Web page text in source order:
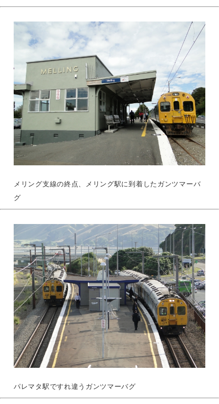
メリング支線の終点、メリング駅に到着したガンツマーバ
グ
パレマタ駅ですれ違うガンツマーバグ